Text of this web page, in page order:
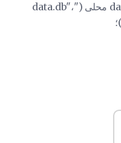
data_path = system.pathForFile محلی ("data.db"،